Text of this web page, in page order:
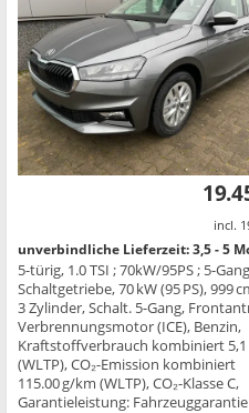
drucken
oder vergleichen
incl.
unverbindliche Lieferzeit: 3,5 - 5
5-türig, 1.0 TSI ; 70kW/95PS ; 5-
Schaltgetriebe, 70 kW (95 PS), 999
3 Zylinder, Schalt. 5-Gang,
Verbrennungsmotor (ICE), Benzin,
Kraftstoffverbrauch kombiniert 5,1
(WLTP), CO₂-Emission kombiniert
115.00 g/km (WLTP), CO₂-Klasse C,
Garantieleistung: